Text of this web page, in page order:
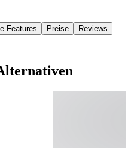
Features Preise Reviews